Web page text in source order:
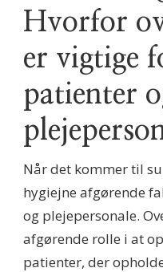
Hvorfor
er vigtige
patienter
Når det kommer til
hygiejne afgørende
og plejepersonale.
afgørende rolle i at
patienter, der